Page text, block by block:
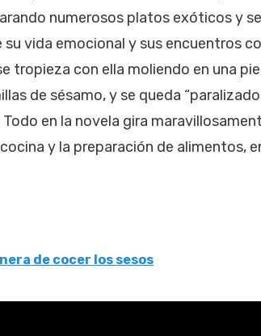
numerosos platos exóticos y
vida emocional y sus encuentros
tropieza con ella moliendo en una
de sésamo, y se queda
en la novela gira
y la preparación de alimentos,
de cocer los sesos